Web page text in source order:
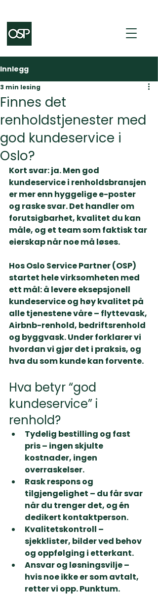
Innlegg
Finnes det
renholdstjenester med
god kundeservice i
Oslo?
3 min lesing
Kort svar: ja. Men god
kundeservice i renholdsbransjen
er mer enn hyggelige e-poster
og raske svar. Det handler om
forutsigbarhet, kvalitet du kan
måle, og et team som faktisk tar
eierskap når noe må løses.
Hos Oslo Service Partner (OSP)
startet hele virksomheten med
ett mål: å levere eksepsjonell
kundeservice og høy kvalitet på
alle tjenestene våre – flyttevask,
Airbnb-renhold, bedriftsrenhold
og byggvask. Under forklarer vi
hvordan vi gjør det i praksis, og
hva du som kunde kan forvente.
Hva betyr “god
kundeservice” i
renhold?
Tydelig bestilling og fast
pris – ingen skjulte
kostnader, ingen
overraskelser.
Rask respons og
tilgjengelighet – du får svar
når du trenger det, og én
dedikert kontaktperson.
Kvalitetskontroll –
sjekklister, bilder ved behov
og oppfølging i etterkant.
Ansvar og løsningsvilje –
hvis noe ikke er som avtalt,
retter vi opp. Punktum.